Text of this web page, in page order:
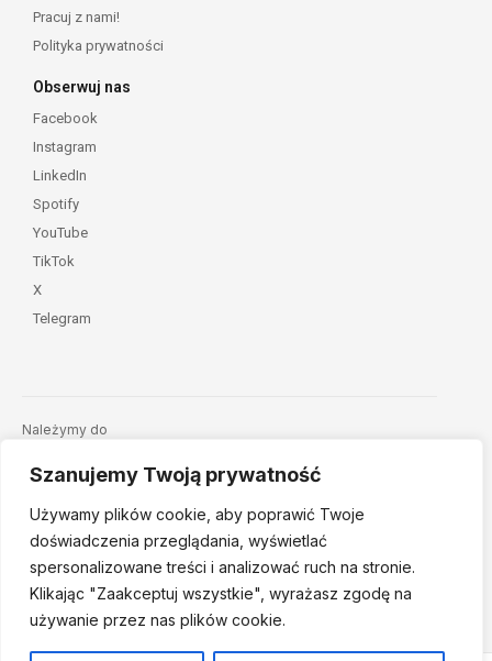
Szanujemy Twoją prywatność
Używamy plików cookie, aby poprawić Twoje
doświadczenia przeglądania, wyświetlać
spersonalizowane treści i analizować ruch na stronie.
Klikając "Zaakceptuj wszystkie", wyrażasz zgodę na
używanie przez nas plików cookie.
Pracuj z nami!
Polityka prywatności
Obserwuj nas
Facebook
Instagram
LinkedIn
Spotify
YouTube
TikTok
X
Telegram
Należymy do
© 2026 Fundacja Dajemy Dzieciom Siłę • Projekt: nordmind.pl